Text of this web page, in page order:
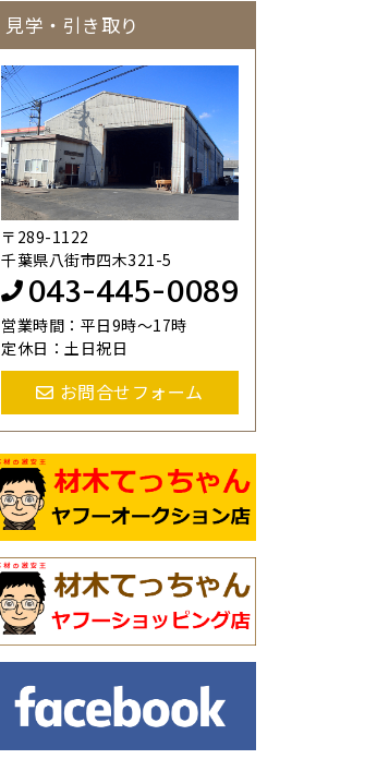
見学・引き取り
〒289-1122
千葉県八街市四木321-5
043-445-0089
営業時間：平日9時～17時
定休日：土日祝日
お問合せフォーム